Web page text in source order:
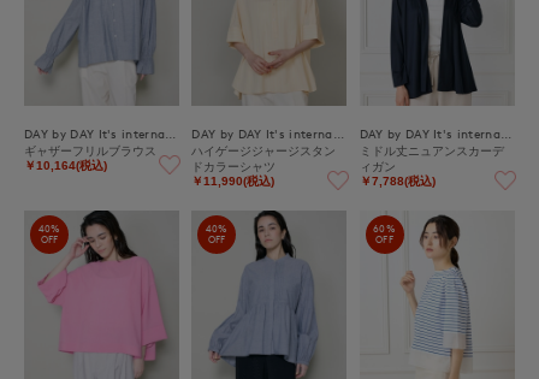
ギャザーフリルブラウス
￥10,164(税込)
ハイゲージジャージスタン
ドカラーシャツ
￥11,990(税込)
ミドル丈ニュアンスカーデ
ィガン
￥7,788(税込)
40%
OFF
40%
OFF
60%
OFF